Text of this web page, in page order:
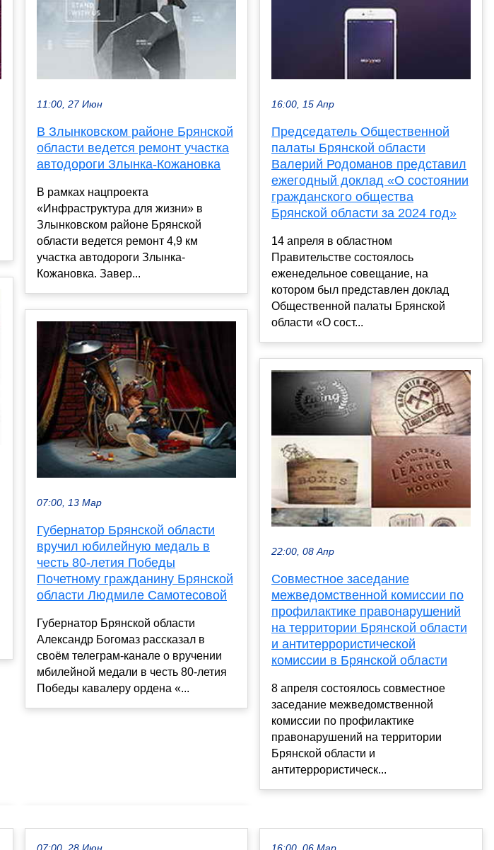
11:00, 27 Июн
В Злынковском районе Брянской
области ведется ремонт участка
автодороги Злынка-Кожановка
В рамках нацпроекта
«Инфраструктура для жизни» в
Злынковском районе Брянской
области ведется ремонт 4,9 км
участка автодороги Злынка-
Кожановка. Завер...
07:00, 13 Мар
Губернатор Брянской области
вручил юбилейную медаль в
честь 80-летия Победы
Почетному гражданину Брянской
области Людмиле Самотесовой
Губернатор Брянской области
Александр Богомаз рассказал в
своём телеграм-канале о вручении
мбилейной медали в честь 80-летия
Победы кавалеру ордена «...
16:00, 15 Апр
Председатель Общественной
палаты Брянской области
Валерий Родоманов представил
ежегодный доклад «О состоянии
гражданского общества
Брянской области за 2024 год»
14 апреля в областном
Правительстве состоялось
еженедельное совещание, на
котором был представлен доклад
Общественной палаты Брянской
области «О сост...
22:00, 08 Апр
Совместное заседание
межведомственной комиссии по
профилактике правонарушений
на территории Брянской области
и антитеррористической
комиссии в Брянской области
8 апреля состоялось совместное
заседание межведомственной
комиссии по профилактике
правонарушений на территории
Брянской области и
антитеррористическ...